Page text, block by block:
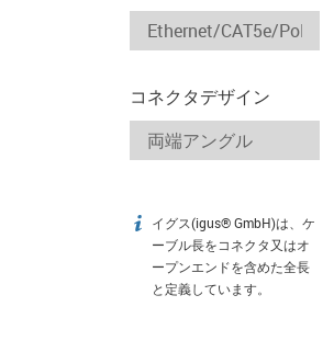
コネクタデザイン
igus-icon-info
イグス(igus® GmbH)は、ケ
ーブル長をコネクタ又はオ
ープンエンドを含めた全長
と定義しています。